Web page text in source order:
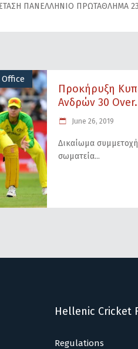
ΠΑΝΕΛΛΗΝΙΟ ΠΡΩΤΑΘΛΗΜΑ
Office
Προκήρυξη
Ανδρών 30
June 26, 2019
Δικαίωμα
σωματεία
Hellenic Cricket
Regulations